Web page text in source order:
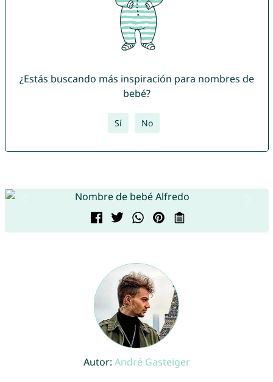
¿Estás buscando más inspiración para nombres de
bebé?
Sí No
Autor: André Gasteiger